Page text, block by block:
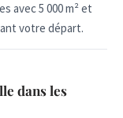
avec 5 000 m² et
votre départ.
dans les